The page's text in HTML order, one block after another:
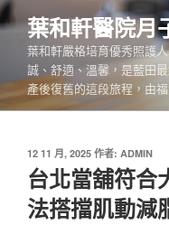
跳
至
內
葉和軒醫院月
葉和軒嚴格培育優秀照護
誠、舒適、溫馨，是藍田
產後復舊的這段旅程，由
發
佈
於
12 11 月, 2025 作者: ADMIN
台北當舖符合
法搭擋肌動減